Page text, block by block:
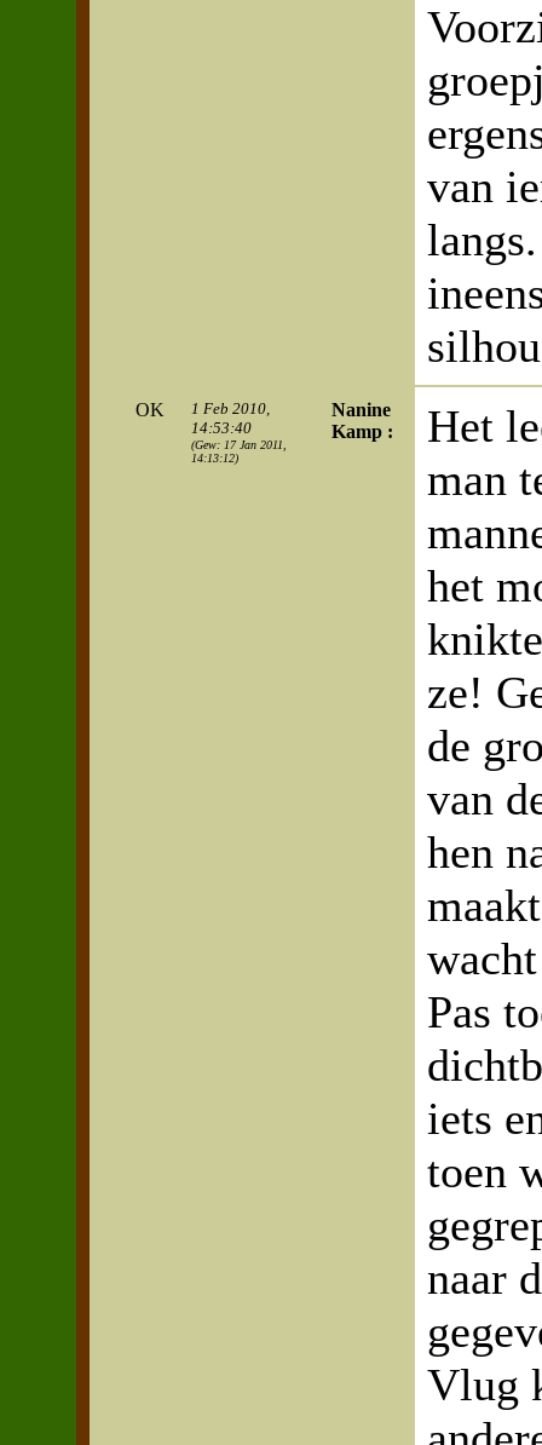
van
OK
1 Feb 2010,
14:53:40
(Gew: 17 Jan 2011,
14:13:12)
Nanine
Kamp :
Het
man
het
ze!
de
van
hen
Pas
iets
toen
naar
Vlug